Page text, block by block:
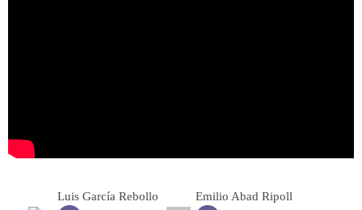
Luis García Rebollo
Emilio Abad Ripoll